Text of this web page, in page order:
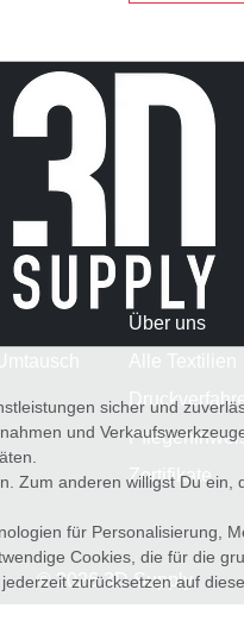
Über uns
Zertifikate
© 2026 3D Supply
sicher und
und
Zum anderen willigst Du
für Personalisierung,
Cookies, die für die
zurücksetzen auf